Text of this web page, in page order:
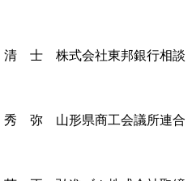
式会社東邦銀行相談
形県商工会議所連合